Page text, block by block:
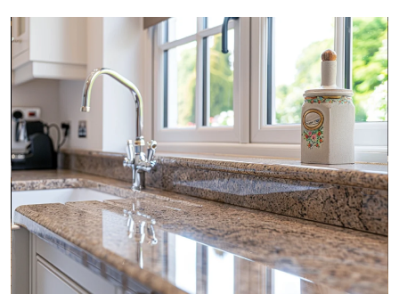
Ils nécessitent peu d'entretien et sont disponibles
dans diverses couleurs et finitions.
Le granit est un matériau préféré pour les
applications résidentielles et commerciales.
Les appuis de fenêtre en granit combinent durabilité
et attrait esthétique, en faisant un choix précieux pour
le design de la maison.